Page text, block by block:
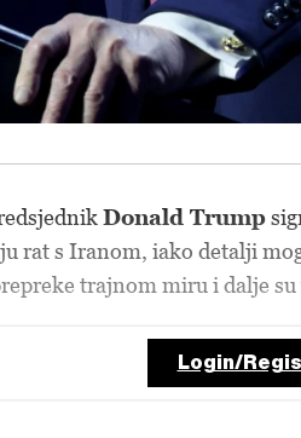
Donald Trump
rat s Iranom, iako detalji
trajnom miru i dalje su
Login/